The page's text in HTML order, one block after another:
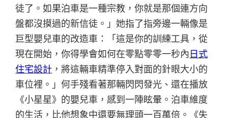
徒了。如果泊車是一種宗教，你就是那個連方向
盤都沒摸過的新信徒。」她指了指旁邊一輛像是
巨型嬰兒車的改造車：「這是你的訓練工具，從
現在開始，你得學會如何在零點零零一秒內日式
住宅設計 ，將這輛車精準停入對面的針眼大小的
車位裡。」何手殘看著那輛閃閃發光、還在播放
《小星星》的嬰兒車，感到一陣眩暈。泊車維度
的生活，比他想象中還要無理頭一百萬倍。《失